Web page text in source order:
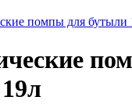
помпы для бутыли